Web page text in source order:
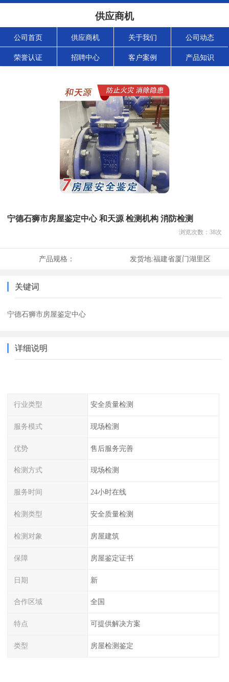
供应商机
公司首页 供应商机 关于我们 公司动态
荣誉认证 招聘中心 客户案例 产品知识
宁德石狮市房屋鉴定中心 和天源 检测机构 消防检测
浏览次数： 38次
产品规格： 发货地:福建省厦门湖里区
关键词
宁德石狮市房屋鉴定中心
详细说明
行业类型 安全质量检测
服务模式 现场检测
优势 售后服务完善
检测方式 现场检测
服务时间 24小时在线
检测类型 安全质量检测
检测对象 房屋建筑
保障 房屋鉴定证书
日期 新
合作区域 全国
特点 可提供解决方案
类型 房屋检测鉴定